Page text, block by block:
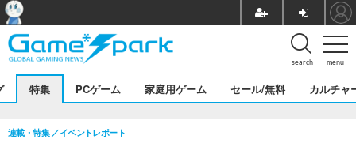
menu
search
特集 PCゲーム 家庭用ゲーム セール/無料 カルチャ
連載・特集 イベントレポート